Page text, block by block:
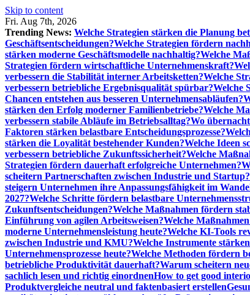
Skip to content
Fri. Aug 7th, 2026
Trending News: Welche Strategien stärken die Planung
Geschäftsentscheidungen?Welche Strategien fördern
stärken moderne Geschäftsmodelle nachhaltig?Welche
Strategien fördern wirtschaftliche Unternehmenskraft?
verbessern die Stabilität interner Arbeitsketten?Welche
verbessern betriebliche Ergebnisqualität spürbar?Welche
Chancen entstehen aus besseren Unternehmensabläufen?
stärken den Erfolg moderner Familienbetriebe?Welche
verbessern stabile Abläufe im Betriebsalltag?Wo
Faktoren stärken belastbare Entscheidungsprozesse?
stärken die Loyalität bestehender Kunden?Welche Ideen
verbessern betriebliche Zukunftssicherheit?Welche
Strategien fördern dauerhaft erfolgreiche Unternehmen?
scheitern Partnerschaften zwischen Industrie und Startup?
steigern Unternehmen ihre Anpassungsfähigkeit im
2027?Welche Schritte fördern belastbare
Zukunftsentscheidungen?Welche Maßnahmen fördern
Einführung von agilen Arbeitsweisen?Welche
moderne Unternehmensleistung heute?Welche KI-Tools
zwischen Industrie und KMU?Welche Instrumente
Unternehmensprozesse heute?Welche Methoden fördern
betriebliche Produktivität dauerhaft?Warum scheitern
sachlich lesen und richtig einordnenHow to get good
Produktvergleiche neutral und faktenbasiert erstellen